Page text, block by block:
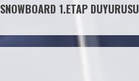
SNOWBOARD 1.ETAP DUYURUSU